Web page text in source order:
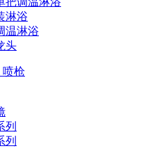
淋浴
温淋浴
头
喷枪
列
列